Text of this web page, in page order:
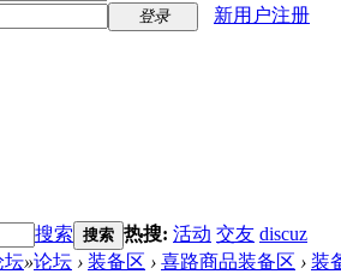
登录
新用户注册
搜索 搜索 热搜: 活动 交友 discuz
坛»论坛 › 装备区 › 喜路商品装备区 › 装